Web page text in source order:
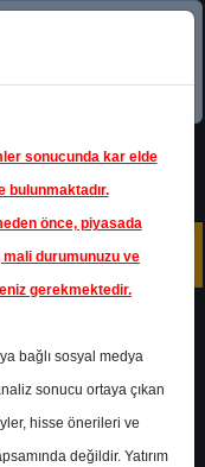
sonucunda kar elde
bulunmaktadır.
önce, piyasada
mali durumunuzu ve
gerekmektedir.
bağlı sosyal medya
sonucu ortaya çıkan
hisse önerileri ve
değildir. Yatırım